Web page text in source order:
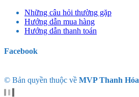
Những câu hỏi thường gặp
Hướng dẫn mua hàng
Hướng dẫn thanh toán
Facebook
© Bản quyền thuộc về MVP Thanh Hóa